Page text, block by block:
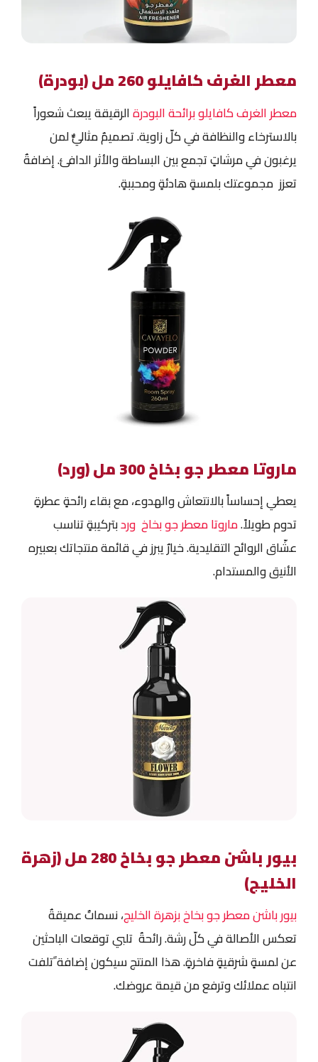
معطر الغرف كافايلو 260 مل (بودرة)
معطر الغرف كافايلو برائحة البودرةالرقيقة يبعث شعوراً
بالاسترخاء والنظافة في كلّ زاوية. تصميمٌ مثاليٌّ لمن
يرغبون في مرشاتٍ تجمع بين البساطة والأثر الدافئ. إضافةٌ
تعزز مجموعتك بلمسةٍ هادئةٍ ومحببةٍ.
ماروتا معطر جو بخاخ 300 مل (ورد)
يعطي إحساساً بالانتعاش والهدوء، مع بقاء رائحةٍ عطرةٍ
تدوم طويلاً.ماروتا معطر جو بخاخ وردبتركيبةٍ تناسب
عشّاق الروائح التقليدية. خيارٌ يبرز في قائمة منتجاتك بعبيره
الأنيق والمستدام.
بيور باشن معطر جو بخاخ 280 مل (زهرة
الخليج)
بيور باشن معطر جو بخاخ بزهرة الخليج، نسماتٌ عميقةٌ
تعكس الأصالة في كلّ رشة. رائحةٌ تلبي توقعات الباحثين
عن لمسةٍ شرقيةٍ فاخرةٍ. هذا المنتج سيكون إضافة ًتلفت
انتباه عملائك وترفع من قيمة عروضك.